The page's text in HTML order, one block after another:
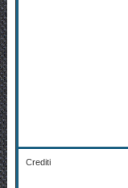
Crediti